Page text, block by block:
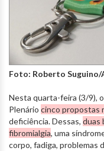
Foto: Roberto Suguino/
Nesta quarta-feira (3/9),
Plenário cinco propostas
deficiência. Dessas, duas
fibromialgia, uma
corpo, fadiga, problemas